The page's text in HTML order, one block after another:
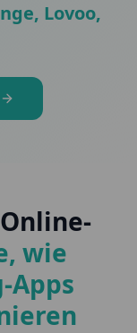
Lovoo,
wie
Apps